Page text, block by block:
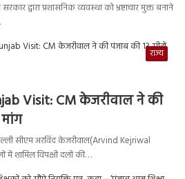
द्वारा प्रशासनिक व्यवस्था को भ्रष्टाचार मुक्त बनाने
राज्य
Visit: CM केजरीवाल ने की
सीएम अरविंद केजरीवाल(Arvind Kejriwal
शामिल विपक्षी दलों की…